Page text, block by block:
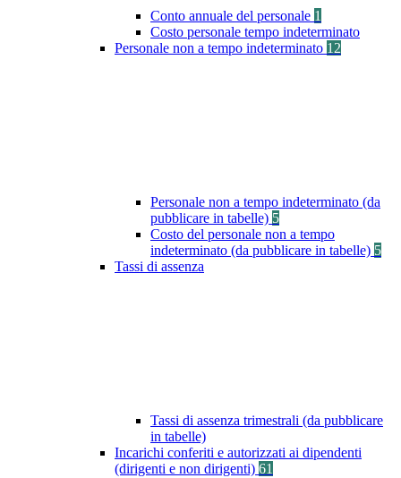
Conto annuale del personale 1
Costo personale tempo indeterminato
Personale non a tempo indeterminato 12
Personale non a tempo indeterminato (da
pubblicare in tabelle) 5
Costo del personale non a tempo
indeterminato (da pubblicare in tabelle) 5
Tassi di assenza
Tassi di assenza trimestrali (da pubblicare
in tabelle)
Incarichi conferiti e autorizzati ai dipendenti
(dirigenti e non dirigenti) 61